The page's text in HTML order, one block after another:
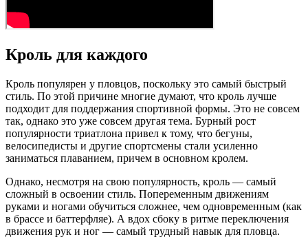
Кроль для каждого
Кроль популярен у пловцов, поскольку это самый быстрый
стиль. По этой причине многие думают, что кроль лучше
подходит для поддержания спортивной формы. Это не совсем
так, однако это уже совсем другая тема. Бурный рост
популярности триатлона привел к тому, что бегуны,
велосипедисты и другие спортсмены стали усиленно
заниматься плаванием, причем в основном кролем.
Однако, несмотря на свою популярность, кроль — самый
сложный в освоении стиль. Попеременным движениям
руками и ногами обучиться сложнее, чем одновременным (как
в брассе и баттерфляе). А вдох сбоку в ритме переключения
движения рук и ног — самый трудный навык для пловца.